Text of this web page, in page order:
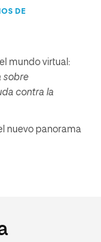
DE
mundo virtual:
sobre
contra la
nuevo panorama